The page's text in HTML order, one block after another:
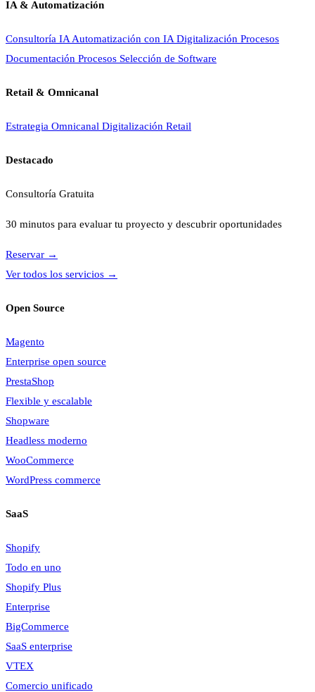
IA & Automatización
Consultoría IAAutomatización con IADigitalización Procesos
Documentación Procesos Selección de Software
Retail & Omnicanal
Estrategia Omnicanal Digitalización Retail
Destacado
Consultoría Gratuita
30 minutos para evaluar tu proyecto y descubrir oportunidades
Reservar →
Ver todos los servicios →
Open Source
Magento
Enterprise open source
PrestaShop
Flexible y escalable
Shopware
Headless moderno
WooCommerce
WordPress commerce
SaaS
Shopify
Todo en uno
Shopify Plus
Enterprise
BigCommerce
SaaS enterprise
VTEX
Comercio unificado